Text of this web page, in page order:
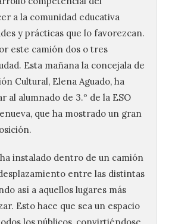
a la comunidad educativa
y prácticas que lo favorezcan.
este camión dos o tres
Esta mañana la concejala de
Cultural, Elena Aguado, ha
al alumnado de 3.º de la ESO
que ha mostrado un gran
instalado dentro de un camión
entre las distintas
así a aquellos lugares más
Esto hace que sea un espacio